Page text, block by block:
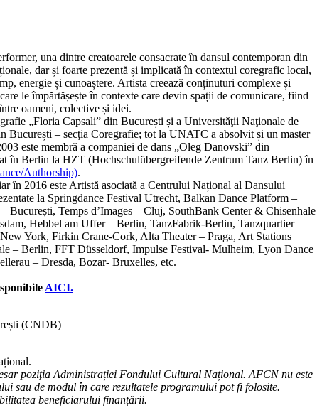
una dintre creatoarele consacrate în dansul contemporan din
dar și foarte prezentă și implicată în contextul coregrafic local,
energie și cunoaștere. Artista creează conținuturi complexe și
le împărtășește în contexte care devin spații de comunicare, fiind
oameni, colective și idei.
„Floria Capsali” din București și a Universităţii Naţionale de
București – secţia Coregrafie; tot la UNATC a absolvit și un master
este membră a companiei de dans „Oleg Danovski” din
în Berlin la HZT (Hochschulübergreifende Zentrum Tanz Berlin) în
Authorship).
în 2016 este Artistă asociată a Centrului Național al Dansului
la Springdance Festival Utrecht, Balkan Dance Platform –
București, Temps d’Images – Cluj, SouthBank Center & Chisenhale
Hebbel am Uffer – Berlin, TanzFabrik-Berlin, Tanzquartier
York, Firkin Crane-Cork, Alta Theater – Praga, Art Stations
– Berlin, FFT Düsseldorf, Impulse Festival- Mulheim, Lyon Dance
– Dresda, Bozar- Bruxelles, etc.
AICI.
(CNDB)
poziţia Administrației Fondului Cultural Național. AFCN nu este
sau de modul în care rezultatele programului pot fi folosite.
beneficiarului finanțării.